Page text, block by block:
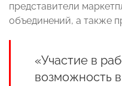
представители
объединений, а также
«Участие в
возможность